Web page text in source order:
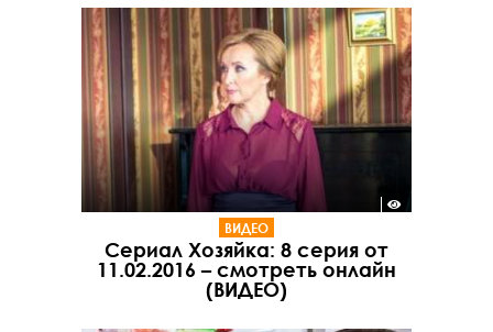
ВИДЕО
Сериал Хозяйка: 8 серия от
11.02.2016 – смотреть онлайн
(ВИДЕО)